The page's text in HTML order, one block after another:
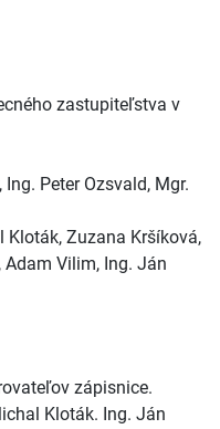
zastupiteľstva v
Peter Ozsvald, Mgr.
Kloták, Zuzana Kršíková,
Vilim, Ing. Ján
zápisnice.
Kloták. Ing. Ján